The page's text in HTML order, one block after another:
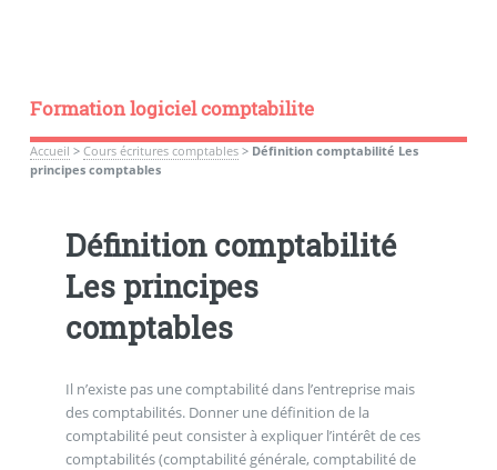
Formation logiciel comptabilite
Accueil > Cours écritures comptables> Définition comptabilité Les
principes comptables
Définition comptabilité
Les principes
comptables
Il n’existe pas une comptabilité dans l’entreprise mais
des comptabilités. Donner une définition de la
comptabilité peut consister à expliquer l’intérêt de ces
comptabilités (comptabilité générale, comptabilité de